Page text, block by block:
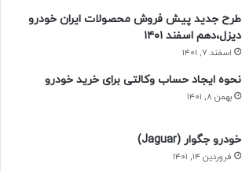
طرح جدید پیش فروش محصولات ایران خودرو
دیزل،دهم اسفند ۱۴۰۱
اسفند ۷, ۱۴۰۱
نحوه ایجاد حساب وکالتی برای خرید خودرو
بهمن ۸, ۱۴۰۱
خودرو جگوار (Jaguar)
فروردین ۱۴, ۱۴۰۱